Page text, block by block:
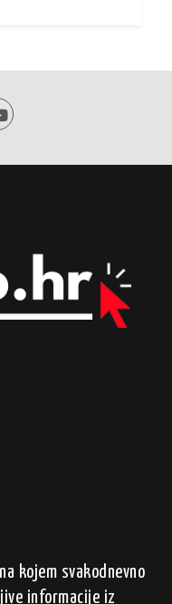
kojem svakodnevno
informacije iz